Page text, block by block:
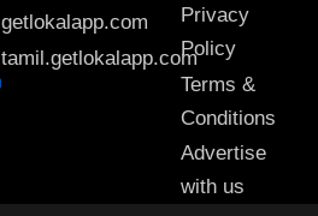
getlokalapp.com
tamil.getlokalapp.com
Privacy
Policy
Terms &
Conditions
Advertise
with us